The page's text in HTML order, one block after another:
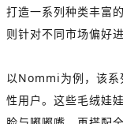
打造一系列种类丰富
则针对不同市场偏好
以Nommi为例，该系
性用户。这些毛绒娃